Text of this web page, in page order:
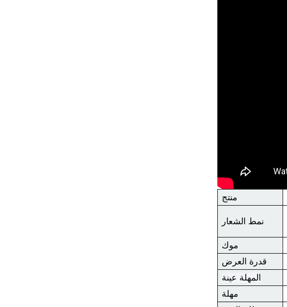
منتج
نمط الشعار
موك
قدرة العرض
المهلة عينة
مهلة